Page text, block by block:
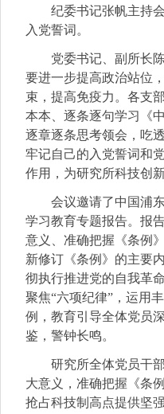
纪委书记张帆主持
入党誓词。
党委书记、副所长
要进一步提高政治站位
束，提高免疫力。各支
本本、逐条逐句学习《
逐章逐条思考领会，吃
牢记自己的入党誓词和
作用，为研究所科技创
会议邀请了中国浦
学习教育专题报告。报
意义、准确把握《条例
新修订《条例》的主要
彻执行推进党的自我革
聚焦“六项纪律”，运用
例，教育引导全体党员
鉴，警钟长鸣。
研究所全体党员干
大意义，准确把握《条
抢占科技制高点提供坚强